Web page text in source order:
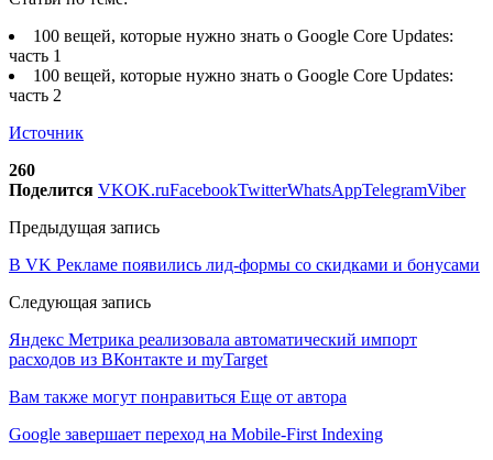
100 вещей, которые нужно знать о Google Core Updates:
часть 1
100 вещей, которые нужно знать о Google Core Updates:
часть 2
Источник
260
Поделится VKOK.ruFacebookTwitterWhatsAppTelegramViber
Предыдущая запись
В VK Рекламе появились лид-формы со скидками и бонусами
Следующая запись
Яндекс Метрика реализовала автоматический импорт
расходов из ВКонтакте и myTarget
Вам также могут понравиться Еще от автора
Google завершает переход на Mobile-First Indexing